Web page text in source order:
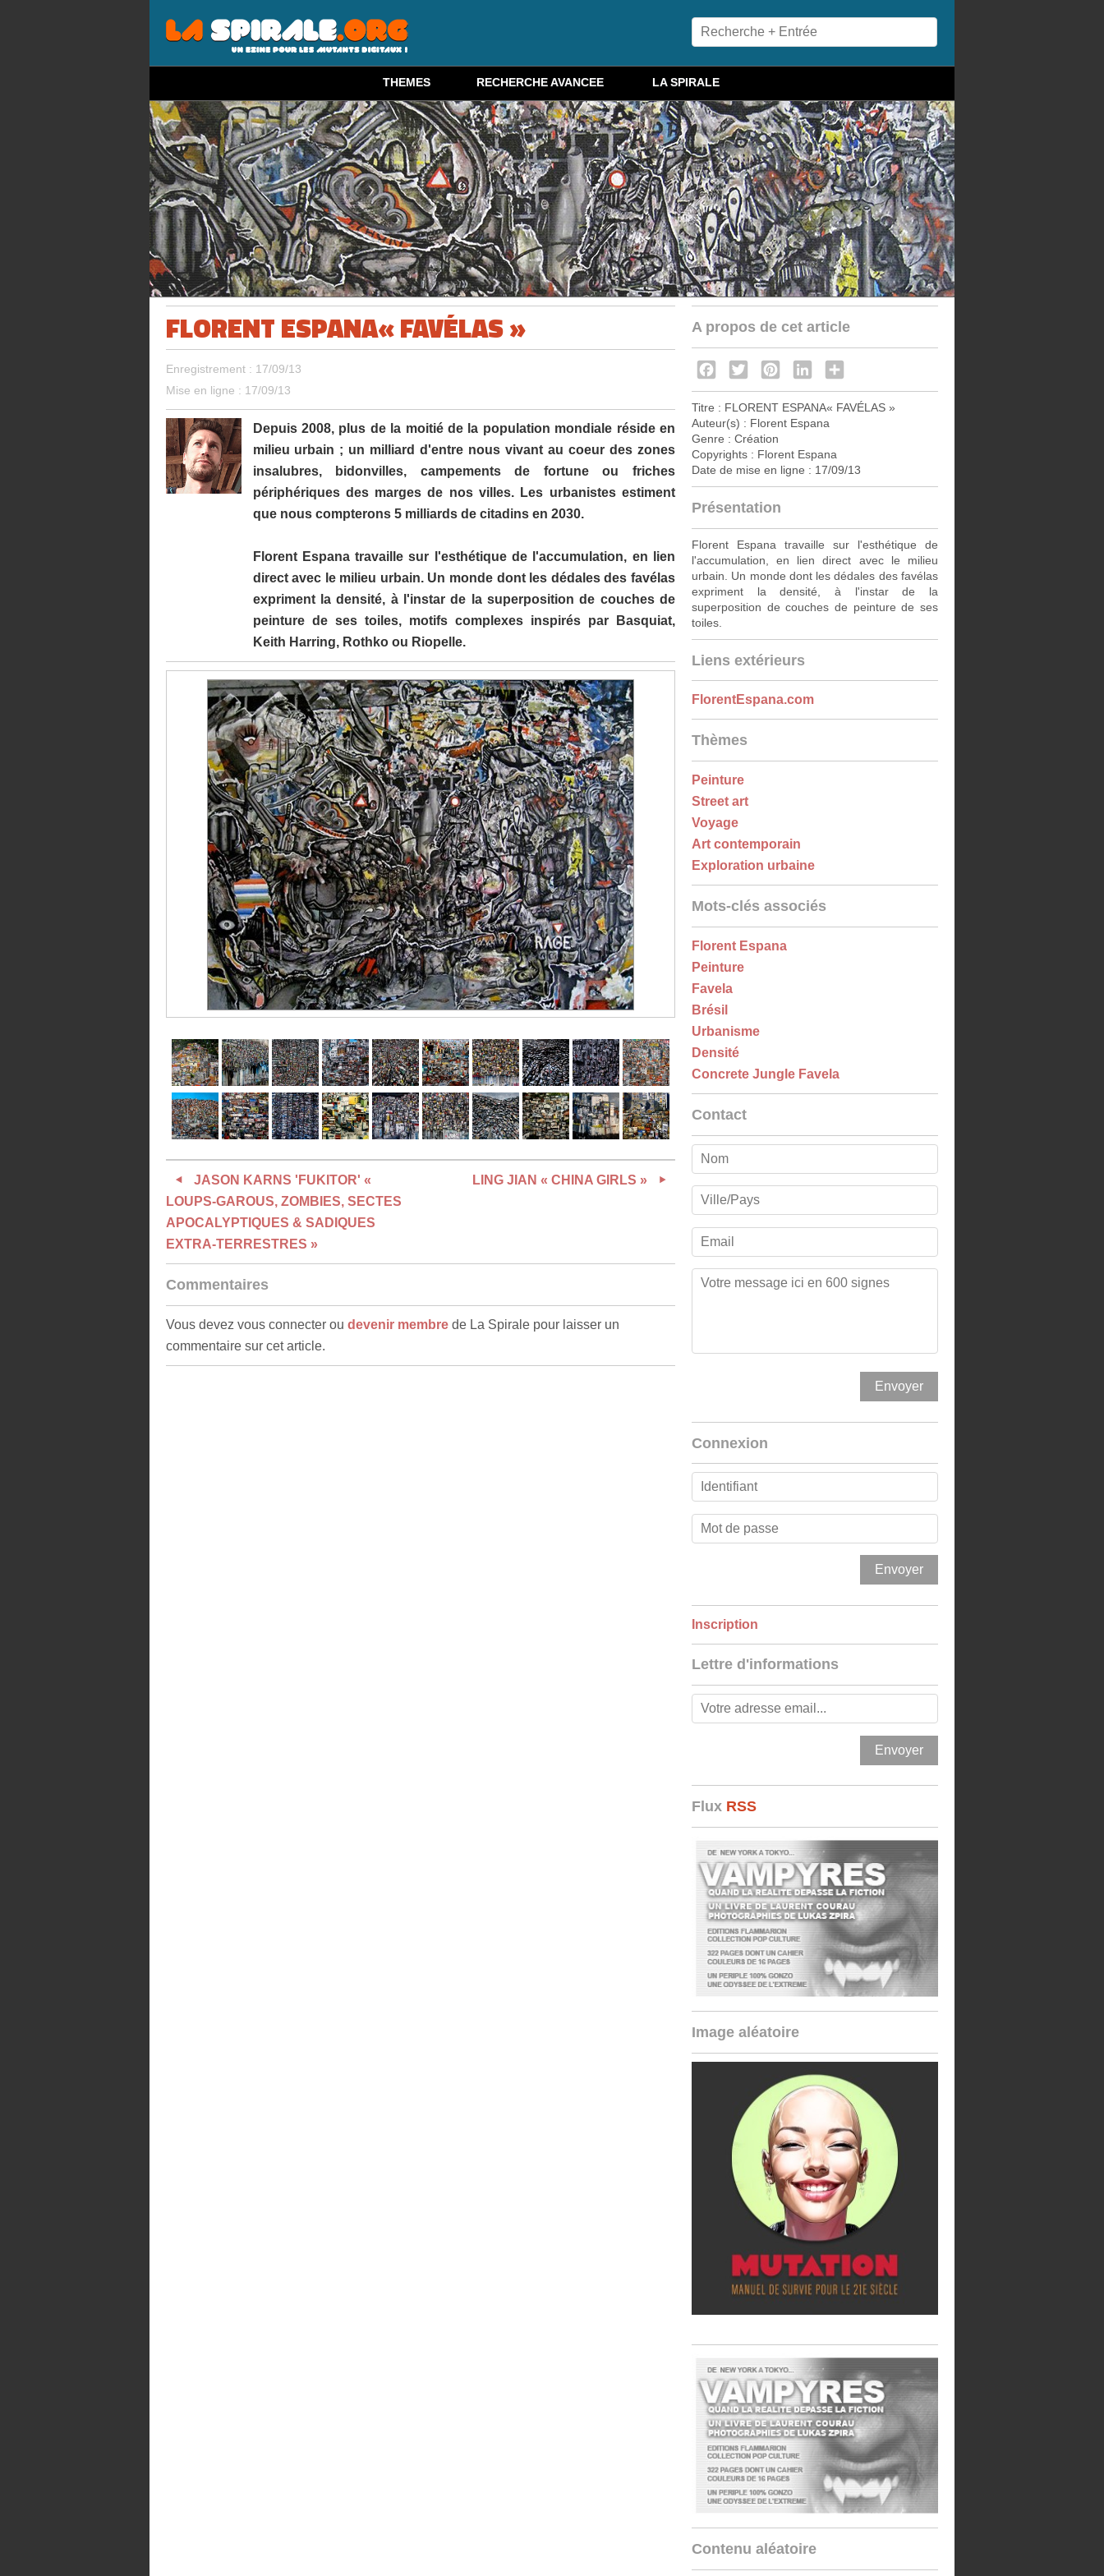
THEMES RECHERCHE AVANCEE LA SPIRALE
FLORENT ESPANA« FAVÉLAS »
Enregistrement : 17/09/13
Mise en ligne : 17/09/13
Depuis 2008, plus de la moitié de la population mondiale réside en
milieu urbain ; un milliard d'entre nous vivant au coeur des zones
insalubres, bidonvilles, campements de fortune ou friches
périphériques des marges de nos villes. Les urbanistes estiment
que nous compterons 5 milliards de citadins en 2030.
Florent Espana travaille sur l'esthétique de l'accumulation, en lien
direct avec le milieu urbain. Un monde dont les dédales des favélas
expriment la densité, à l'instar de la superposition de couches de
peinture de ses toiles, motifs complexes inspirés par Basquiat,
Keith Harring, Rothko ou Riopelle.
JASON KARNS 'FUKITOR' «
LOUPS-GAROUS, ZOMBIES, SECTES
APOCALYPTIQUES & SADIQUES
EXTRA-TERRESTRES »
LING JIAN « CHINA GIRLS »
Commentaires
Vous devez vous connecter ou devenir membre de La Spirale pour laisser un
commentaire sur cet article.
A propos de cet article
FacebookTwitterPinterestLinkedIn
Titre : FLORENT ESPANA« FAVÉLAS »
Auteur(s) : Florent Espana
Genre : Création
Copyrights : Florent Espana
Date de mise en ligne : 17/09/13
Présentation
Florent Espana travaille sur l'esthétique de
l'accumulation, en lien direct avec le milieu
urbain. Un monde dont les dédales des favélas
expriment la densité, à l'instar de la
superposition de couches de peinture de ses
toiles.
Liens extérieurs
FlorentEspana.com
Thèmes
Peinture
Street art
Voyage
Art contemporain
Exploration urbaine
Mots-clés associés
Florent Espana
Peinture
Favela
Brésil
Urbanisme
Densité
Concrete Jungle Favela
Contact
Connexion
Inscription
Lettre d'informations
Flux RSS
Image aléatoire
Contenu aléatoire